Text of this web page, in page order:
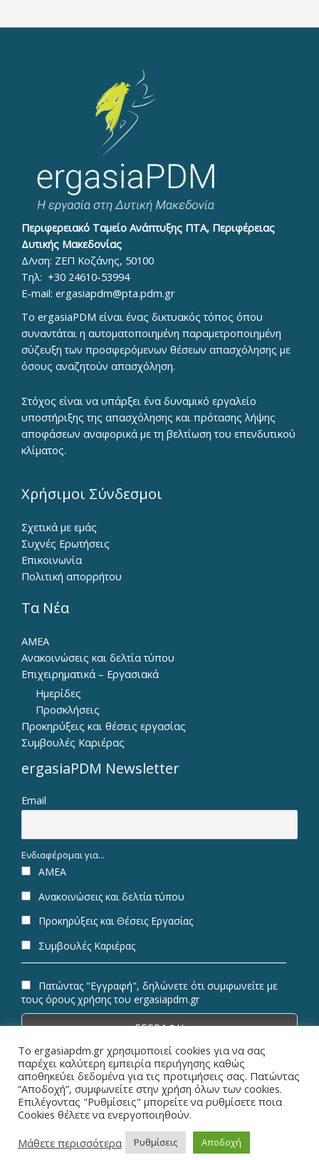
Περιφερειακό Ταμείο Ανάπτυξης ΠΤΑ, Περιφέρειας
Δυτικής Μακεδονίας
Δ/νση: ΖΕΠ Κοζάνης, 50100
Τηλ: +30 24610-53994
E-mail: ergasiapdm@pta.pdm.gr
To ergasiaPDM είναι ένας δικτυακός τόπος όπου
συναντάται η αυτοματοποιημένη παραμετροποιημένη
σύζευξη των προσφερόμενων θέσεων απασχόλησης με
όσους αναζητούν απασχόληση.
Στόχος είναι να υπάρξει ένα δυναμικό εργαλείο
υποστήριξης της απασχόλησης και πρότασης λήψης
αποφάσεων αναφορικά με τη βελτίωση του επενδυτικού
κλίματος.
Χρήσιμοι Σύνδεσμοι
Σχετικά με εμάς
Συχνές Ερωτήσεις
Επικοινωνία
Πολιτική απορρήτου
Τα Νέα
ΑΜΕΑ
Ανακοινώσεις και δελτία τύπου
Επιχειρηματικά – Εργασιακά
Ημερίδες
Προσκλήσεις
Προκηρύξεις και θέσεις εργασίας
Συμβουλές Καριέρας
ergasiaPDM Newsletter
Email
Ενδιαφέρομαι για...
ΑΜΕΑ
Ανακοινώσεις και δελτία τύπου
Προκηρύξεις και Θέσεις Εργασίας
Συμβουλές Καριέρας
Πατώντας "Εγγραφή", δηλώνετε ότι συμφωνείτε με
τους όρους χρήσης του ergasiapdm.gr
© Copyright 2026 ErgasiaPDM | All Rights Reserved.
Designed & Powered byMetaminds Innovations
Το ergasiapdm.gr χρησιμοποιεί cookies για να σας
παρέχει καλύτερη εμπειρία περιήγησης καθώς
αποθηκεύει δεδομένα για τις προτιμήσεις σας. Πατώντας
“Αποδοχή”, συμφωνείτε στην χρήση όλων των cookies.
Επιλέγοντας "Ρυθμίσεις" μπορείτε να ρυθμίσετε ποια
Cookies θέλετε να ενεργοποιηθούν.
Μάθετε περισσότερα
Ρυθμίσεις Αποδοχή